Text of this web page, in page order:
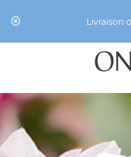
Livraison